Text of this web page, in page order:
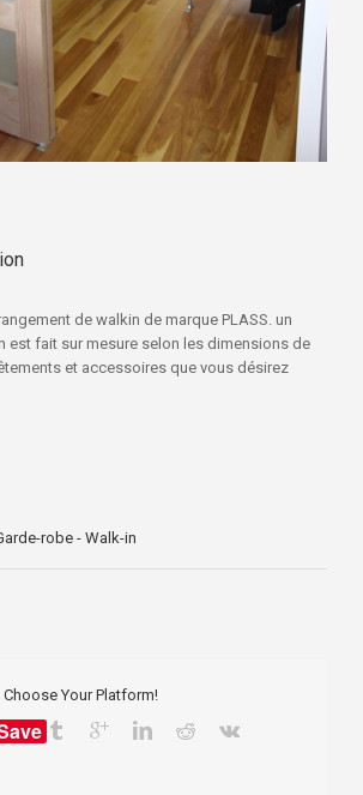
de walkin de marque PLASS. un
est fait sur mesure selon les dimensions de
et accessoires que vous désirez
robe - Walk-in
Choose Your Platform!